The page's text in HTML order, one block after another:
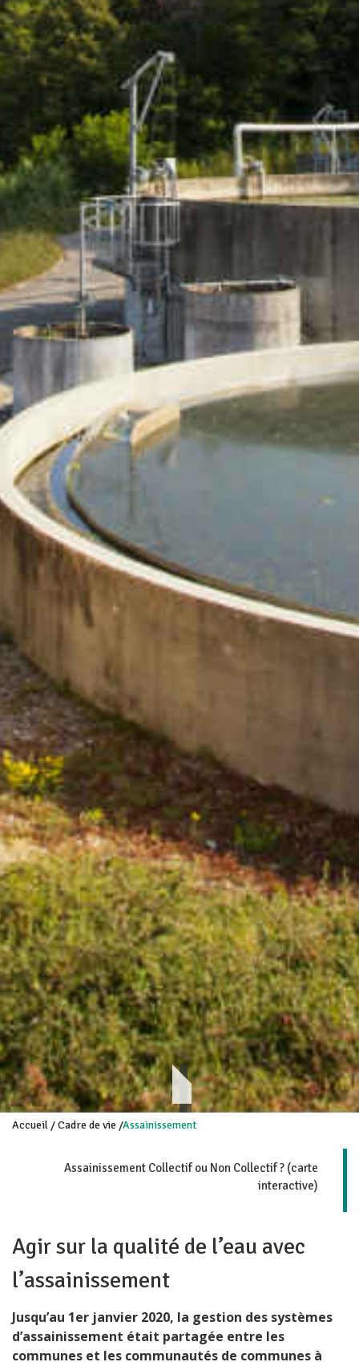
Accueil /Cadre de vie /Assainissement
Assainissement Collectif ou Non Collectif ? (carte
interactive)
Agir sur la qualité de l’eau avec
l’assainissement
Jusqu’au 1er janvier 2020, la gestion des systèmes
d’assainissement était partagée entre les
communes et les communautés de communes à